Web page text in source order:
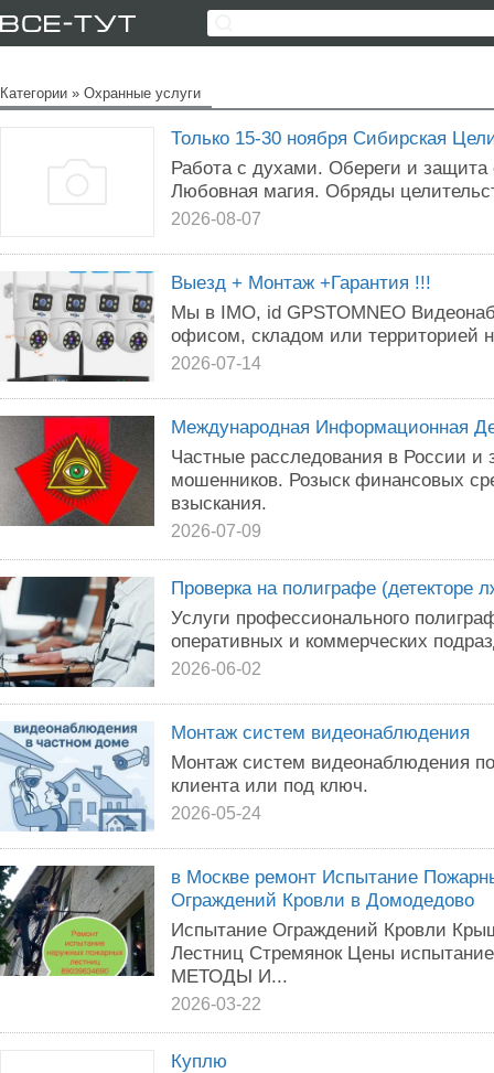
Категории » Охранные услуги
Только 15-30 ноября Сибирская
Работа с духами. Обереги и защита
Любовная магия. Обряды
2026-08-07
Выезд + Монтаж +Гарантия !!!
Мы в IMO, id GPSTOMNEO
офисом, складом или территорией
2026-07-14
Международная Информационная
Частные расследования в России
мошенников. Розыск финансовых
взыскания.
2026-07-09
Проверка на полиграфе (детекторе
Услуги профессионального
оперативных и коммерческих
2026-06-02
Монтаж систем видеонаблюдения
Монтаж систем видеонаблюдения
клиента или под ключ.
2026-05-24
в Москве ремонт Испытание
Ограждений Кровли в Домодедово
Испытание Ограждений Кровли
Лестниц Стремянок Цены
МЕТОДЫ И...
2026-03-22
Куплю